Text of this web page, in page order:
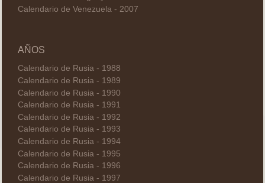
Calendario de Venezuela - 2007
AÑOS
Calendario de Rusia - 1988
Calendario de Rusia - 1989
Calendario de Rusia - 1990
Calendario de Rusia - 1991
Calendario de Rusia - 1992
Calendario de Rusia - 1993
Calendario de Rusia - 1994
Calendario de Rusia - 1995
Calendario de Rusia - 1996
Calendario de Rusia - 1997